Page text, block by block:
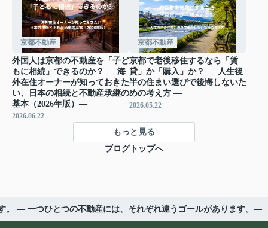
京都不動産
外国人は京都の不動産を「子ど
もに相続」できるのか？ ― 海
外在住オーナーが知っておきた
い、日本の相続と不動産承継の
基本（2026年版）―
2026.06.22
京都不動産
京都で老後移住するなら「賃
貸」か「購入」か？ ― 人生後
半の住まい選びで後悔しないた
めの考え方 ―
2026.05.22
もっと見る
ブログトップへ
。 ― 一つひとつの不動産には、それぞれ違うゴールがあります。―